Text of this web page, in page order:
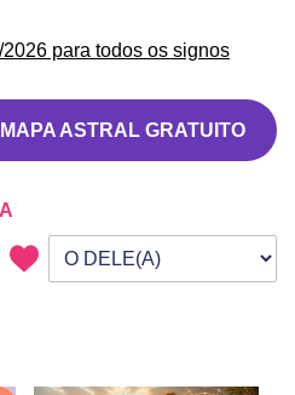
para todos os signos
ASTRAL GRATUITO